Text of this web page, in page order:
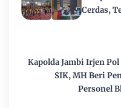
Kapolda Jambi Irjen
SIK, MH Beri
Personel
Cerdas,